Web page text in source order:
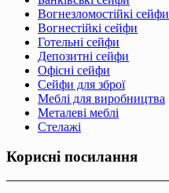
Вогнезломостійкі сейфи
Вогнестійкі сейфи
Готельні сейфи
Депозитні сейфи
Офісні сейфи
Сейфи для зброї
Меблі для виробництва
Металеві меблі
Стелажі
Корисні посилання